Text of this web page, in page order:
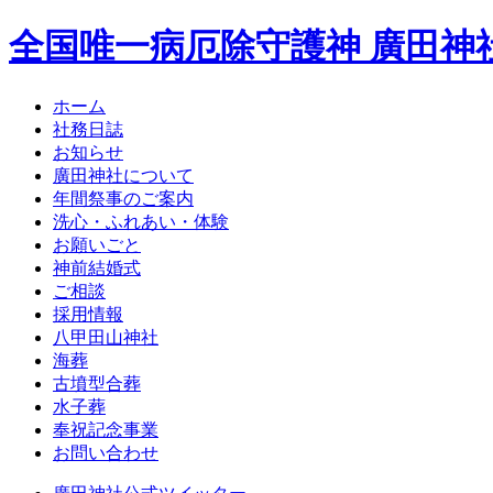
全国唯一病厄除守護神 廣田神
ホーム
社務日誌
お知らせ
廣田神社について
年間祭事のご案内
洗心・ふれあい・体験
お願いごと
神前結婚式
ご相談
採用情報
八甲田山神社
海葬
古墳型合葬
水子葬
奉祝記念事業
お問い合わせ